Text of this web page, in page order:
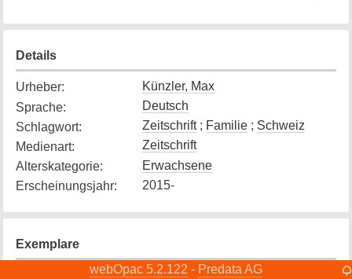
Details
Urheber:
Künzler, Max
Sprache:
Deutsch
Schlagwort: Zeitschrift; Familie ; Schweiz
Medienart:
Zeitschrift
Alterskategorie:
Erwachsene
Erscheinungsjahr: 2015-
Exemplare
webOpac 5.2.122 - Predata AG